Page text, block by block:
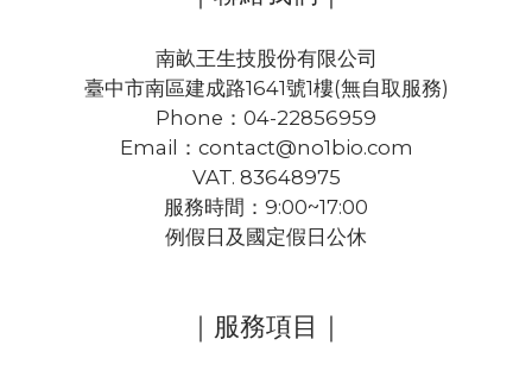
南畝王生技股份有限公司
臺中市南區建成路1641號1樓(無自取服務)
Phone：04-22856959
Email：contact@no1bio.com
VAT. 83648975
服務時間：9:00~17:00
例假日及國定假日公休
｜服務項目｜